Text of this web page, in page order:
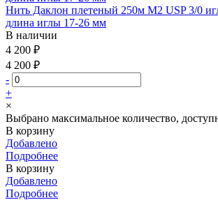
Нить Даклон плетеный 250м М2 USP 3/0
длина иглы 17-26 мм
В наличии
4 200 ₽
4 200 ₽
-
+
×
Выбрано максимальное количество,
В корзину
Добавлено
Подробнее
В корзину
Добавлено
Подробнее